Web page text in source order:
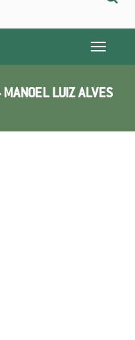
Toggle
LUIZ ALVES